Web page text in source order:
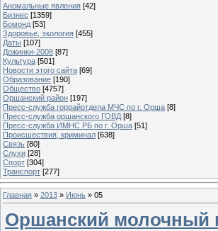
Аномальные явления [42]
Бизнес [1359]
Бомонд [53]
Здоровье, экология [455]
Даты [107]
Дожинки-2008 [87]
Культура [501]
Новости этого сайта [69]
Образование [190]
Общество [4757]
Оршанский район [197]
Пресс-служба горрайотдела МЧС по г. Орша [8]
Пресс-служба оршанского ГОВД [8]
Пресс-служба ИМНС РБ по г. Орша [51]
Проиcшествия, криминал [638]
Связь [80]
Слухи [28]
Спорт [304]
Транспорт [277]
Главная » 2013 » Июнь » 05
Оршанский молочный